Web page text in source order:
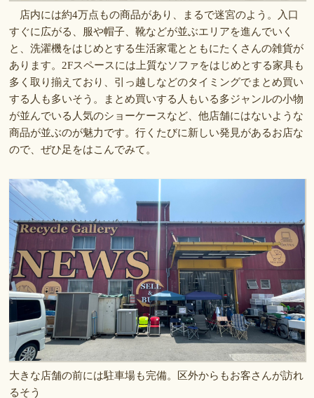
店内には約4万点もの商品があり、まるで迷宮のよう。入口
すぐに広がる、服や帽子、靴などが並ぶエリアを進んでいく
と、洗濯機をはじめとする生活家電とともにたくさんの雑貨が
あります。2Fスペースには上質なソファをはじめとする家具も
多く取り揃えており、引っ越しなどのタイミングでまとめ買い
する人も多いそう。まとめ買いする人もいる多ジャンルの小物
が並んでいる人気のショーケースなど、他店舗にはないような
商品が並ぶのが魅力です。行くたびに新しい発見があるお店な
ので、ぜひ足をはこんでみて。
大きな店舗の前には駐車場も完備。区外からもお客さんが訪れ
るそう